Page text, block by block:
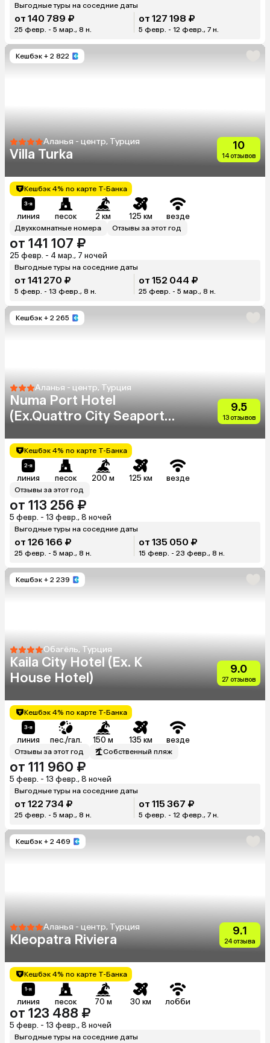
Выгодные туры на соседние даты
от 140 789 ₽
25 февр. - 5 мар., 8 н.
от 127 198 ₽
5 февр. - 12 февр., 7 н.
Кешбэк + 2 822
Аланья - центр, Турция
Villa Turka
10
14 отзывов
Кешбэк 4% по карте Т-Банка
линия песок 2 км 125 км везде
Двухкомнатные номера Отзывы за этот год
от 141 107 ₽
25 февр. - 4 мар., 7 ночей
Выгодные туры на соседние даты
от 141 270 ₽
5 февр. - 13 февр., 8 н.
от 152 044 ₽
25 февр. - 5 мар., 8 н.
Кешбэк + 2 265
Аланья - центр, Турция
Numa Port Hotel
(Ex.Quattro City Seaport
9.5
13 отзывов
Кешбэк 4% по карте Т-Банка
линия песок 200 м 125 км везде
Отзывы за этот год
от 113 256 ₽
5 февр. - 13 февр., 8 ночей
Выгодные туры на соседние даты
от 126 166 ₽
25 февр. - 5 мар., 8 н.
от 135 050 ₽
15 февр. - 23 февр., 8 н.
Кешбэк + 2 239
Обагёль, Турция
Kaila City Hotel (Ex. K
House Hotel)
9.0
27 отзывов
Кешбэк 4% по карте Т-Банка
линия пес./гал. 150 м 135 км везде
Отзывы за этот год Собственный пляж
от 111 960 ₽
5 февр. - 13 февр., 8 ночей
Выгодные туры на соседние даты
от 122 734 ₽
25 февр. - 5 мар., 8 н.
от 115 367 ₽
5 февр. - 12 февр., 7 н.
Кешбэк + 2 469
Аланья - центр, Турция
Kleopatra Riviera
9.1
24 отзыва
Кешбэк 4% по карте Т-Банка
линия песок 70 м 30 км лобби
от 123 488 ₽
5 февр. - 13 февр., 8 ночей
Выгодные туры на соседние даты